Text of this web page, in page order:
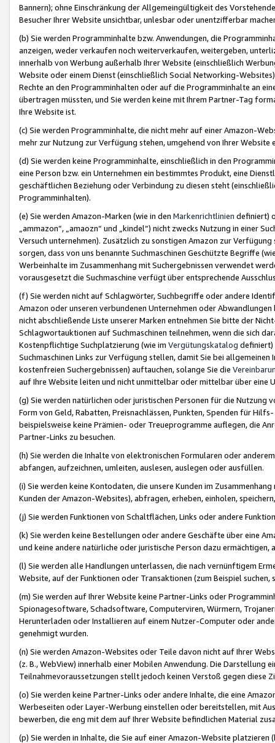
Bannern); ohne Einschränkung der Allgemeingültigkeit des
Besucher Ihrer Website unsichtbar, unlesbar oder unentzifferbar
(b) Sie werden Programminhalte bzw. Anwendungen, die
anzeigen, weder verkaufen noch weiterverkaufen, weitergeben,
innerhalb von Werbung außerhalb Ihrer Website (einschließlich
Website oder einem Dienst (einschließlich Social Networking-
Rechte an den Programminhalten oder auf die Programminhalte an
übertragen müssten, und Sie werden keine mit Ihrem Partner-Tag
Ihre Website ist.
(c) Sie werden Programminhalte, die nicht mehr auf einer Amazon-
mehr zur Nutzung zur Verfügung stehen, umgehend von Ihrer
(d) Sie werden keine Programminhalte, einschließlich in den
eine Person bzw. ein Unternehmen ein bestimmtes Produkt, eine
geschäftlichen Beziehung oder Verbindung zu diesen steht
Programminhalten).
(e) Sie werden Amazon-Marken (wie in den Markenrichtlinien definiert)
„ammazon“, „amaozn“ und „kindel“) nicht zwecks Nutzung in einer
Versuch unternehmen). Zusätzlich zu sonstigen Amazon zur
sorgen, dass von uns benannte Suchmaschinen Geschützte Begriffe
Werbeinhalte im Zusammenhang mit Suchergebnissen verwendet
vorausgesetzt die Suchmaschine verfügt über entsprechende
(f) Sie werden nicht auf Schlagwörter, Suchbegriffe oder andere
Amazon oder unseren verbundenen Unternehmen oder
nicht abschließende Liste unserer Marken entnehmen Sie bitte der
Schlagwortauktionen auf Suchmaschinen teilnehmen, wenn die sich
Kostenpflichtige Suchplatzierung (wie im Vergütungskatalog definiert)
Suchmaschinen Links zur Verfügung stellen, damit Sie bei
kostenfreien Suchergebnissen) auftauchen, solange Sie die
auf Ihre Website leiten und nicht unmittelbar oder mittelbar über eine
(g) Sie werden natürlichen oder juristischen Personen für die Nutzung
Form von Geld, Rabatten, Preisnachlässen, Punkten, Spenden für
beispielsweise keine Prämien- oder Treueprogramme auflegen, die
Partner-Links zu besuchen.
(h) Sie werden die Inhalte von elektronischen Formularen oder
abfangen, aufzeichnen, umleiten, auslesen, auslegen oder ausfüllen.
(i) Sie werden keine Kontodaten, die unsere Kunden im
Kunden der Amazon-Websites), abfragen, erheben, einholen,
(j) Sie werden Funktionen von Schaltflächen, Links oder andere
(k) Sie werden keine Bestellungen oder andere Geschäfte über eine
und keine andere natürliche oder juristische Person dazu
(l) Sie werden alle Handlungen unterlassen, die nach vernünftigem
Website, auf der Funktionen oder Transaktionen (zum Beispiel
(m) Sie werden auf Ihrer Website keine Partner-Links oder
Spionagesoftware, Schadsoftware, Computerviren, Würmern,
Herunterladen oder Installieren auf einem Nutzer-Computer oder
genehmigt wurden.
(n) Sie werden Amazon-Websites oder Teile davon nicht auf Ihrer
(z. B., WebView) innerhalb einer Mobilen Anwendung. Die Darstellung
Teilnahmevoraussetzungen stellt jedoch keinen Verstoß gegen diese
(o) Sie werden keine Partner-Links oder andere Inhalte, die eine
Werbeseiten oder Layer-Werbung einstellen oder bereitstellen, mit
bewerben, die eng mit dem auf Ihrer Website befindlichen Material
(p) Sie werden in Inhalte, die Sie auf einer Amazon-Website